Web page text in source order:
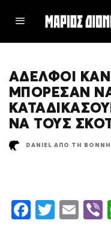
ΑΔΕΛΦΟΊ
ΜΠΌΡΕΣΑΝ
ΝΑ ΤΟΥΣ
DANIEL ΑΠΌ ΤΗ ΒΌΝΝΗ
F
T
E